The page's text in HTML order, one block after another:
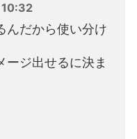
んだから使い分け
ージ出せるに決ま